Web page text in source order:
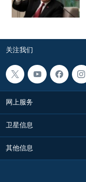
关注我们
网上服务
卫星信息
其他信息